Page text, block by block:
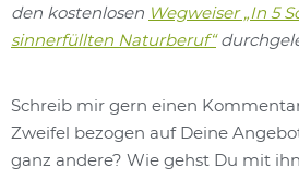
den kostenlosen Wegweiser „In 5
sinnerfüllten Naturberuf“
Schreib mir gern einen
Zweifel bezogen auf Deine
ganz andere? Wie gehst Du mit